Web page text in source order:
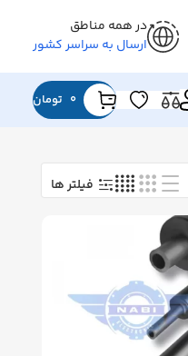
در همه مناطق
ارسال به سراسر کشور
0 تومان
فیلتر ها